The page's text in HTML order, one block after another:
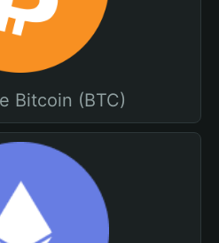
Bitcoin (BTC)